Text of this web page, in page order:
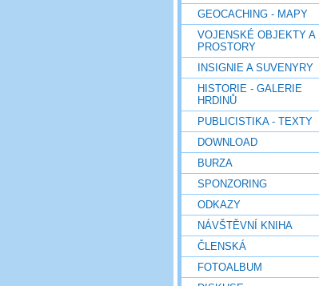
GEOCACHING - MAPY
VOJENSKÉ OBJEKTY A
PROSTORY
INSIGNIE A SUVENYRY
HISTORIE - GALERIE
HRDINŮ
PUBLICISTIKA - TEXTY
DOWNLOAD
BURZA
SPONZORING
ODKAZY
NÁVŠTĚVNÍ KNIHA
ČLENSKÁ
FOTOALBUM